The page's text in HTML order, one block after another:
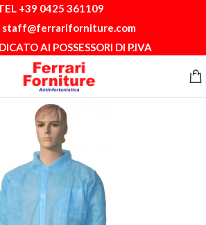
+39 0425 361109
staff@ferrariforniture.com
AI POSSESSORI DI P.IVA